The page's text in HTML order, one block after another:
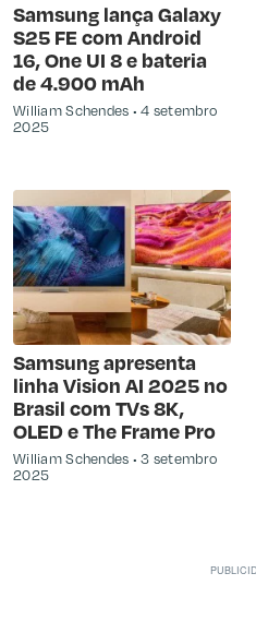
Samsung lança Galaxy
S25 FE com Android
16, One UI 8 e bateria
de 4.900 mAh
William Schendes
4 setembro
2025
Samsung apresenta
linha Vision AI 2025 no
Brasil com TVs 8K,
OLED e The Frame Pro
William Schendes
3 setembro
2025